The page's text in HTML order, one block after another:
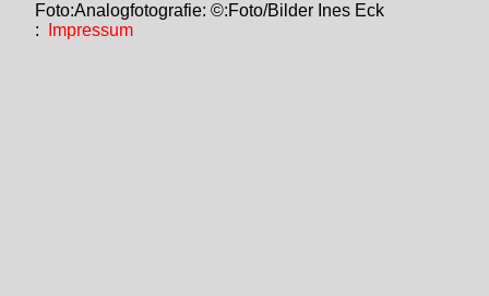
Foto:Analogfotografie: ©:Foto/Bilder Ines Eck
:
Impressum